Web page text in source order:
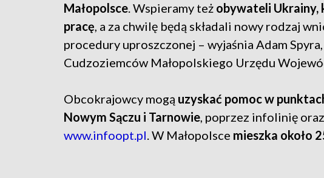
Małopolsce. Wspieramy też obywateli Ukrainy,
pracę, a za chwilę będą składali nowy rodzaj
procedury uproszczonej – wyjaśnia Adam
Cudzoziemców Małopolskiego Urzędu
Obcokrajowcy mogą uzyskać pomoc w
Nowym Sączu i Tarnowie, poprzez infolinię
www.infoopt.pl. W Małopolsce mieszka około